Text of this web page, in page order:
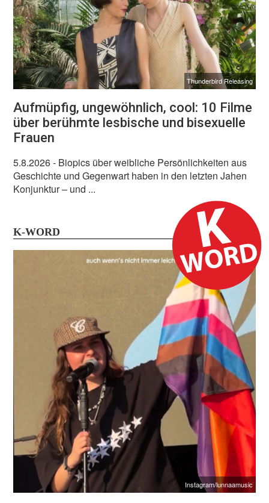
Thunderbird Releasing
Aufmüpfig, ungewöhnlich, cool: 10 Filme
über berühmte lesbische und bisexuelle
Frauen
5.8.2026- Biopics über weibliche Persönlichkeiten aus
Geschichte und Gegenwart haben in den letzten Jahen
Konjunktur – und ...
K-WORD
Instagram/lunnaamusic